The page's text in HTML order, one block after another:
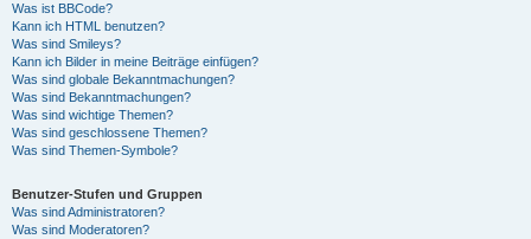
Was ist BBCode?
Kann ich HTML benutzen?
Was sind Smileys?
Kann ich Bilder in meine Beiträge einfügen?
Was sind globale Bekanntmachungen?
Was sind Bekanntmachungen?
Was sind wichtige Themen?
Was sind geschlossene Themen?
Was sind Themen-Symbole?
Benutzer-Stufen und Gruppen
Was sind Administratoren?
Was sind Moderatoren?